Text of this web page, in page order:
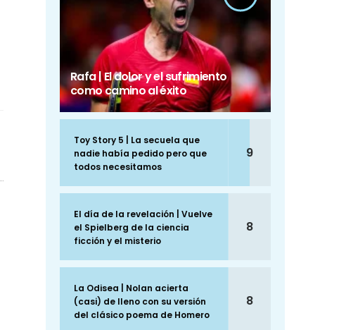
Rafa | El dolor y el sufrimiento
como camino al éxito
Toy Story 5 | La secuela que
nadie había pedido pero que
todos necesitamos
9
El día de la revelación | Vuelve
el Spielberg de la ciencia
ficción y el misterio
8
La Odisea | Nolan acierta
(casi) de lleno con su versión
del clásico poema de Homero
8